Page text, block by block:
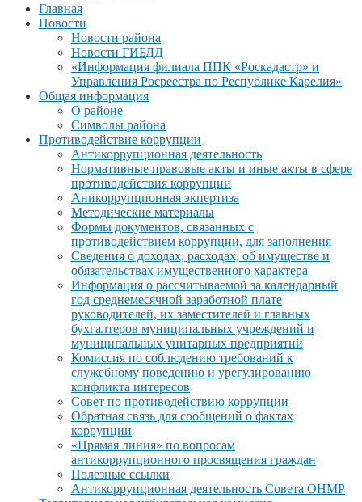
Главная
Новости
Новости района
Новости ГИБДД
«Информация филиала ППК «Роскадастр» и
Управления Росреестра по Республике Карелия»
Общая информация
О районе
Символы района
Противодействие коррупции
Антикоррупционная деятельность
Нормативные правовые акты и иные акты в сфере
противодействия коррупции
Аникоррупционная экпертиза
Методические материалы
Формы документов, связанных с
противодействием коррупции, для заполнения
Сведения о доходах, расходах, об имуществе и
обязательствах имущественного характера
Информация о рассчитываемой за календарный
год среднемесячной заработной плате
руководителей, их заместителей и главных
бухгалтеров муниципальных учреждений и
муниципальных унитарных предприятий
Комиссия по соблюдению требований к
служебному поведению и урегулированию
конфликта интересов
Совет по противодействию коррупции
Обратная связь для сообщений о фактах
коррупции
«Прямая линия» по вопросам
антикоррупционного просвящения граждан
Полезные ссылки
Антикоррупционная деятельность Совета ОНМР